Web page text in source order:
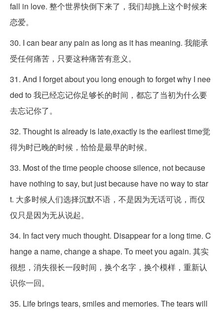
fall in love. 整个世界快倒下来了，我们却挑上这个时候来
恋爱。
30. I can bear any pain as long as it has meaning. 我能承
受任何痛苦，只要这种痛苦有意义。
31. And I forget about you long enough to forget why I nee
ded to 我已经忘记你足够长的时间，都忘了当初为什么要
去忘记你了。
32. Thought is already is late,exactly is the earliest time觉
得为时已晚的时候，恰恰是最早的时候。
33. Most of the time people choose silence, not because
have nothing to say, but just because have no way to star
t. 大多时候人们选择沉默不语，不是因为无话可说，而仅
仅只是因为无从说起。
34. In fact very much thought. Disappear for a long time. C
hange a name, change a shape. To meet you again. 其实
很想，消失很长一段时间，换个名字，换个模样，重新认
识你一回。
35. Life brings tears, smiles and memories. The tears will